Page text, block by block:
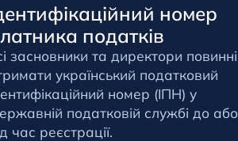
номер
податків
засновники та директори повинні
український податковий
номер (ІПН) у
податковій службі до або
час реєстрації.